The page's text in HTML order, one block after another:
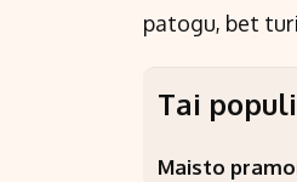
patogu, bet
Tai
Maisto